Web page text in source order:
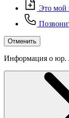
Это мой
Отменить
Информация о юр.